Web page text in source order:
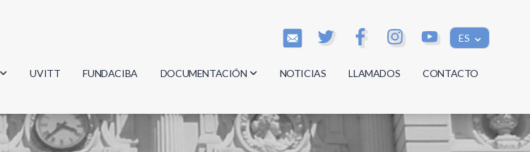
ES
UVITT FUNDACIBA DOCUMENTACIÓN
Actas
Reglamentos
NOTICIAS LLAMADOS CONTACTO